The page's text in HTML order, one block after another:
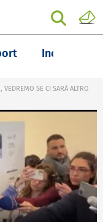
Inchieste
SE CI SARÀ ALTRO